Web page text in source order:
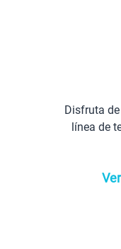
Disfruta
línea de